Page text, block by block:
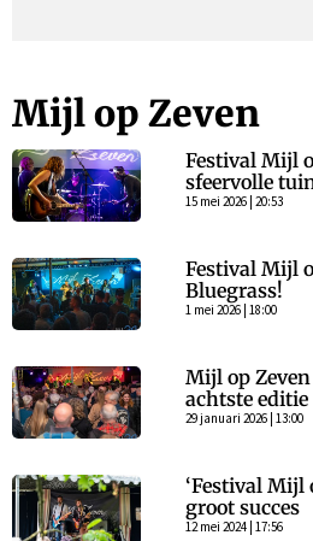
Mijl op Zeven
Festival Mijl
sfeervolle
15 mei 2026 | 20:53
Festival Mijl
Bluegrass!
1 mei 2026 | 18:00
Mijl op
achtste editie
29 januari 2026 | 13:00
‘Festival Mijl
groot succes
12 mei 2024 | 17:56